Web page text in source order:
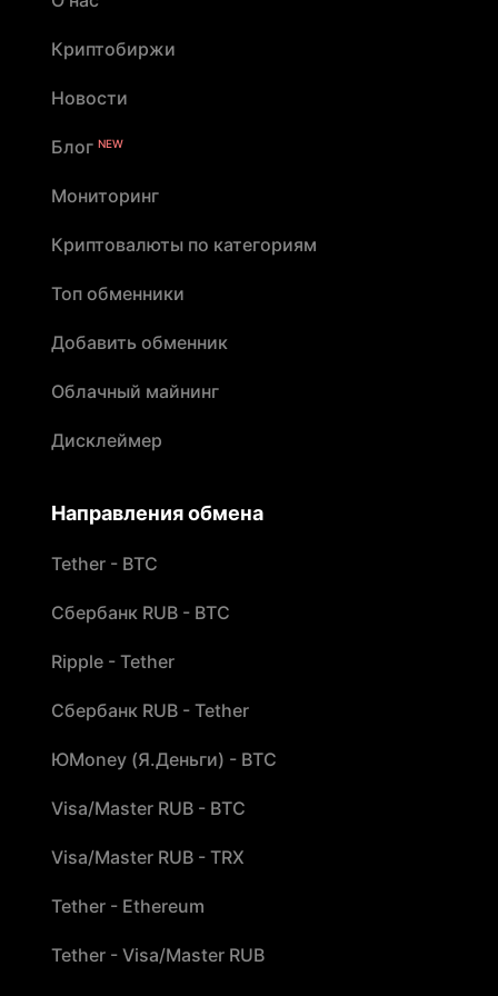
Криптобиржи
Новости
Блог NEW
Мониторинг
Криптовалюты по категориям
Топ обменники
Добавить обменник
Облачный майнинг
Дисклеймер
Направления обмена
Tether - BTC
Сбербанк RUB - BTC
Ripple - Tether
Сбербанк RUB - Tether
ЮMoney (Я.Деньги) - BTC
Visa/Master RUB - BTC
Visa/Master RUB - TRX
Tether - Ethereum
Tether - Visa/Master RUB